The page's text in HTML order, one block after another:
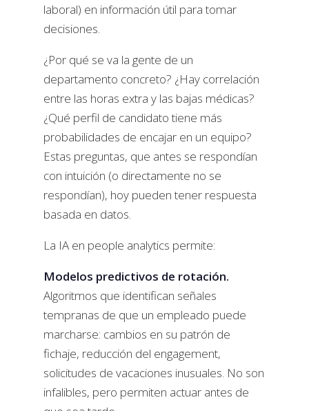
laboral) en información útil para tomar
decisiones.
¿Por qué se va la gente de un
departamento concreto? ¿Hay correlación
entre las horas extra y las bajas médicas?
¿Qué perfil de candidato tiene más
probabilidades de encajar en un equipo?
Estas preguntas, que antes se respondían
con intuición (o directamente no se
respondían), hoy pueden tener respuesta
basada en datos.
La IA en people analytics permite:
Modelos predictivos de rotación.
Algoritmos que identifican señales
tempranas de que un empleado puede
marcharse: cambios en su patrón de
fichaje, reducción del engagement,
solicitudes de vacaciones inusuales. No son
infalibles, pero permiten actuar antes de